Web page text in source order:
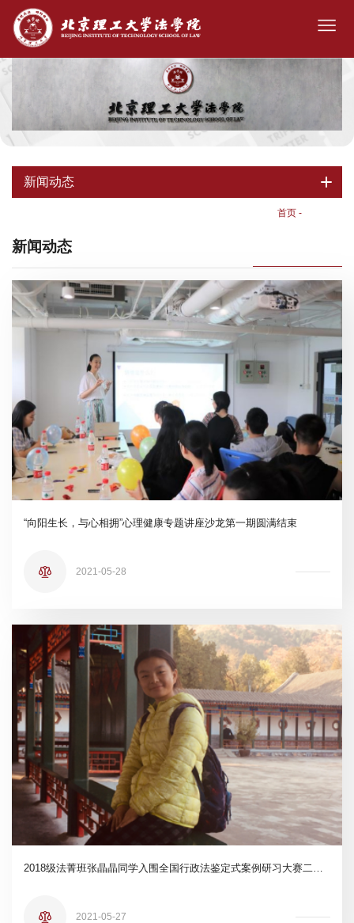
新闻动态
首页 -
新闻动态
“向阳生长，与心相拥”心理健康专题讲座沙龙第一期圆满结束
2021-05-28
2021-05-27